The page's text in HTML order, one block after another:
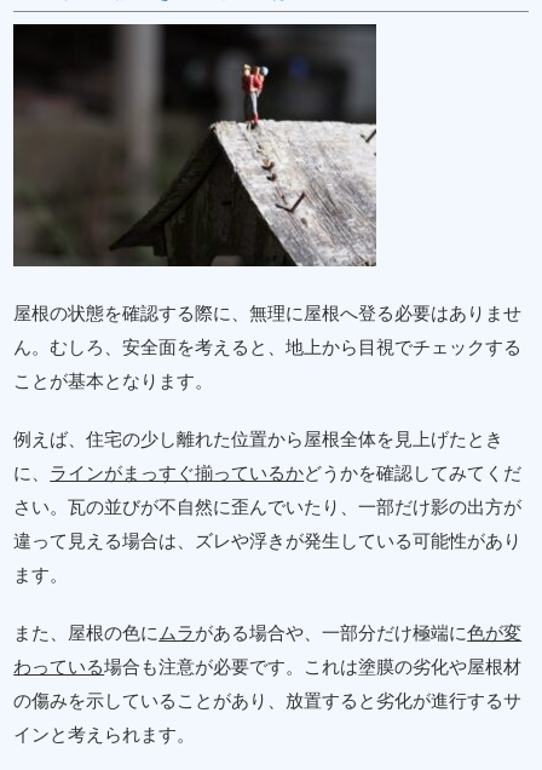
屋根の状態を確認する際に、無理に屋根へ登る必要はありませ
ん。むしろ、安全面を考えると、地上から目視でチェックする
ことが基本となります。
例えば、住宅の少し離れた位置から屋根全体を見上げたとき
に、 ラインがまっすぐ揃っているかどうかを確認してみてくだ
さい。瓦の並びが不自然に歪んでいたり、一部だけ影の出方が
違って見える場合は、ズレや浮きが発生している可能性があり
ます。
また、屋根の色に ムラがある場合や、一部分だけ極端に色が変
わっている場合も注意が必要です。これは塗膜の劣化や屋根材
の傷みを示していることがあり、放置すると劣化が進行するサ
インと考えられます。